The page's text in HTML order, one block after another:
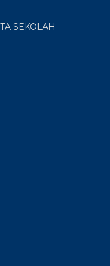
SEKOLAH